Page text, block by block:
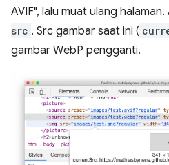
AVIF", lalu muat ulang
src . Src gambar saat ini (
gambar WebP pengganti.